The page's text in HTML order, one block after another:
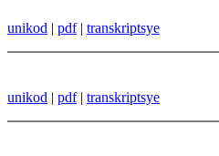
unikod | pdf| transkriptsye
unikod | pdf| transkriptsye